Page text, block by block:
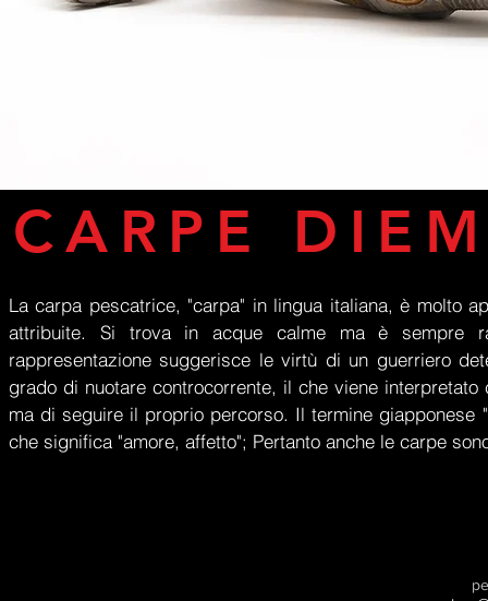
CARPE
La carpa pescatrice, "carpa" in lingua italiana, è molto
attribuite. Si trova in acque calme ma è sempre
rappresentazione suggerisce le virtù di un guerriero
grado di nuotare controcorrente, il che viene
ma di seguire il proprio percorso. Il termine giapponese
che significa "amore, affetto"; Pertanto anche le carpe